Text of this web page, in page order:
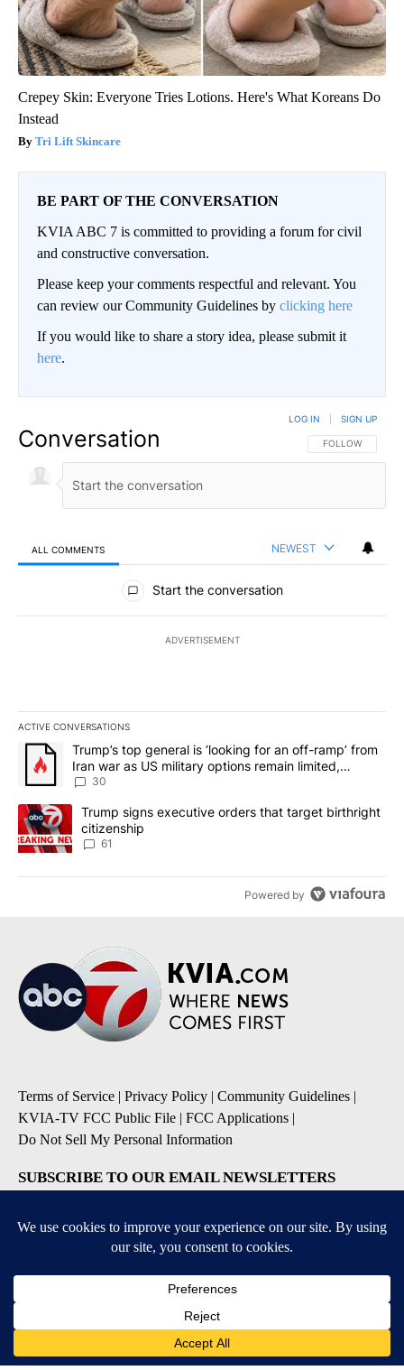
Crepey Skin: Everyone Tries Lotions. Here's What Koreans Do
Instead
Tri Lift Skincare
BE PART OF THE CONVERSATION
KVIA ABC 7 is committed to providing a forum for civil
and constructive conversation.
Please keep your comments respectful and relevant. You
can review our Community Guidelines by clicking here
If you would like to share a story idea, please submit it
here.
Conversation FOLLOW THIS
FOLLOW
LOG IN SIGN UP
ALL COMMENTS NEWEST
All Comments
Start the conversation
ADVERTISEMENT
ACTIVE CONVERSATIONS
The following is a list of the most commented articles in the last
A trending article titled "Trump’s top general is ‘looking for an
Trump’s top general is ‘looking for an off-ramp’ from
Iran war as US military options remain limited,
sources say
30
A trending article titled "Trump signs executive orders that
Trump signs executive orders that target birthright
citizenship
61
Powered by
Terms of Service | Privacy Policy | Community Guidelines |
KVIA-TV FCC Public File | FCC Applications |
Do Not Sell My Personal Information
SUBSCRIBE TO OUR EMAIL NEWSLETTERS
Breaking News
Daily News Updates